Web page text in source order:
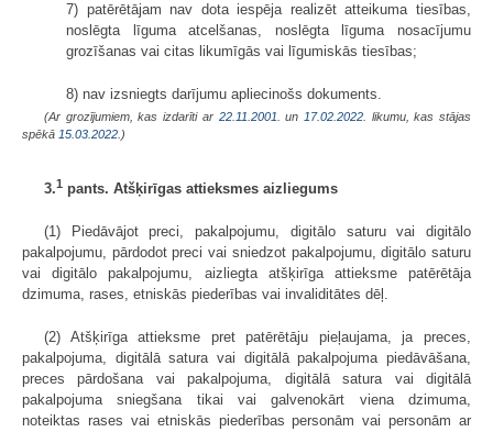
7) patērētājam nav dota iespēja realizēt atteikuma tiesības,
noslēgta līguma atcelšanas, noslēgta līguma nosacījumu
grozīšanas vai citas likumīgās vai līgumiskās tiesības;
8) nav izsniegts darījumu apliecinošs dokuments.
(Ar grozījumiem, kas izdarīti ar 22.11.2001. un 17.02.2022. likumu, kas stājas
spēkā 15.03.2022. )
3.1 pants. Atšķirīgas attieksmes aizliegums
(1) Piedāvājot preci, pakalpojumu, digitālo saturu vai digitālo
pakalpojumu, pārdodot preci vai sniedzot pakalpojumu, digitālo saturu
vai digitālo pakalpojumu, aizliegta atšķirīga attieksme patērētāja
dzimuma, rases, etniskās piederības vai invaliditātes dēļ.
(2) Atšķirīga attieksme pret patērētāju pieļaujama, ja preces,
pakalpojuma, digitālā satura vai digitālā pakalpojuma piedāvāšana,
preces pārdošana vai pakalpojuma, digitālā satura vai digitālā
pakalpojuma sniegšana tikai vai galvenokārt viena dzimuma,
noteiktas rases vai etniskās piederības personām vai personām ar